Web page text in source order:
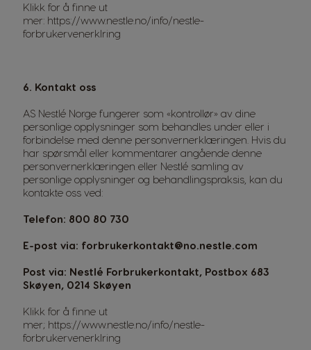
Klikk for å finne ut
mer: https://www.nestle.no/info/nestle-
forbrukervenerklring
6. Kontakt oss
AS Nestlé Norge fungerer som «kontrollør» av dine
personlige opplysninger som behandles under eller i
forbindelse med denne personvernerklæringen. Hvis du
har spørsmål eller kommentarer angående denne
personvernerklæringen eller Nestlé samling av
personlige opplysninger og behandlingspraksis, kan du
kontakte oss ved:
Telefon: 800 80 730
E-post via: forbrukerkontakt@no.nestle.com
Post via: Nestlé Forbrukerkontakt, Postbox 683
Skøyen, 0214 Skøyen
Klikk for å finne ut
mer; https://www.nestle.no/info/nestle-
forbrukervenerklring